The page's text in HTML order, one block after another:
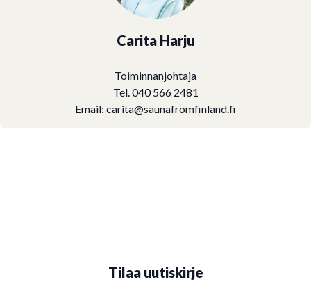
Carita Harju
Toiminnanjohtaja
Tel. 040 566 2481
Email: carita@saunafromfinland.fi
Tilaa uutiskirje